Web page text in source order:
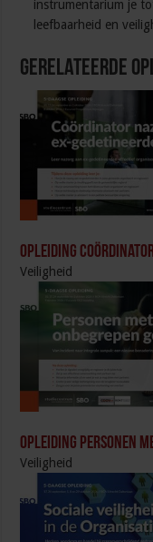
instrumentarium je
leefbaarheid en
Gerelateerde
Opleiding
Veiligheid
Opleiding Personen
Veiligheid